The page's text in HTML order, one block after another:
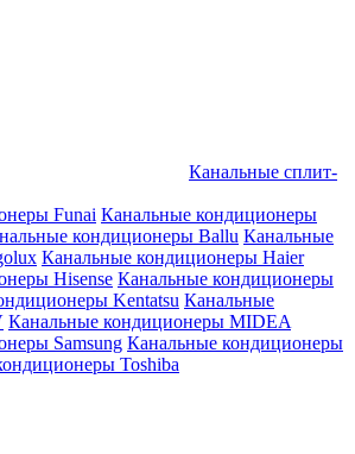
Канальные сплит-
Funai Канальные кондиционеры
кондиционеры Ballu Канальные
Канальные кондиционеры Haier
Hisense Канальные кондиционеры
Kentatsu Канальные
Канальные кондиционеры MIDEA
Samsung Канальные кондиционеры
Toshiba